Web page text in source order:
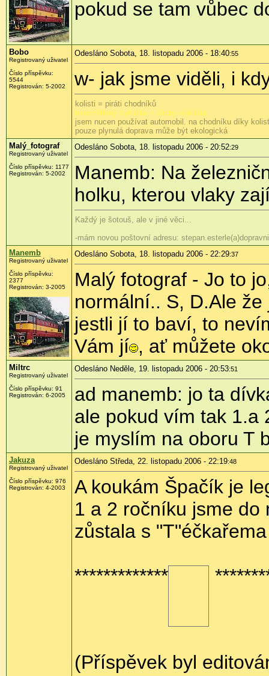
pokud se tam vůbec
Bobo
Registrovaný uživatel
Číslo příspěvku:
5544
Registrován: 5-2002
Odesláno Sobota, 18. listopadu 2006 - 18:40:55
w- jak jsme viděli, i
kolisti = piráti chodníků
neosvětlený cyklista = žádný cyklista
jsem nucen používat automobil. na chodníku díky
pouze plynulá doprava může být ekologická
Malý_fotograf
Registrovaný uživatel
Číslo příspěvku: 1177
Registrován: 5-2002
Odesláno Sobota, 18. listopadu 2006 - 20:52:29
Manemb: Na
holku, kterou vlaky
Každý je šotouš, ale v jiné věci...
-mám novou poštovní adresu:
Manemb
Registrovaný uživatel
Číslo příspěvku:
2377
Registrován: 3-2005
Odesláno Sobota, 18. listopadu 2006 - 22:29:37
Malý fotograf - Jo to
normální.. S, D.Ale
jestli jí to baví, to
Vám jí , ať můžete
Miltrc
Registrovaný uživatel
Číslo příspěvku: 91
Registrován: 6-2005
Odesláno Neděle, 19. listopadu 2006 - 20:53:51
ad manemb: jo ta
ale pokud vím tak 1.a
je myslím na oboru T
Jakuza
Registrovaný uživatel
Číslo příspěvku: 976
Registrován: 4-2003
Odesláno Středa, 22. listopadu 2006 - 22:19:48
A koukám Špačík je
1 a 2 ročníku jsme do
zůstala s
*************
(Příspěvek byl